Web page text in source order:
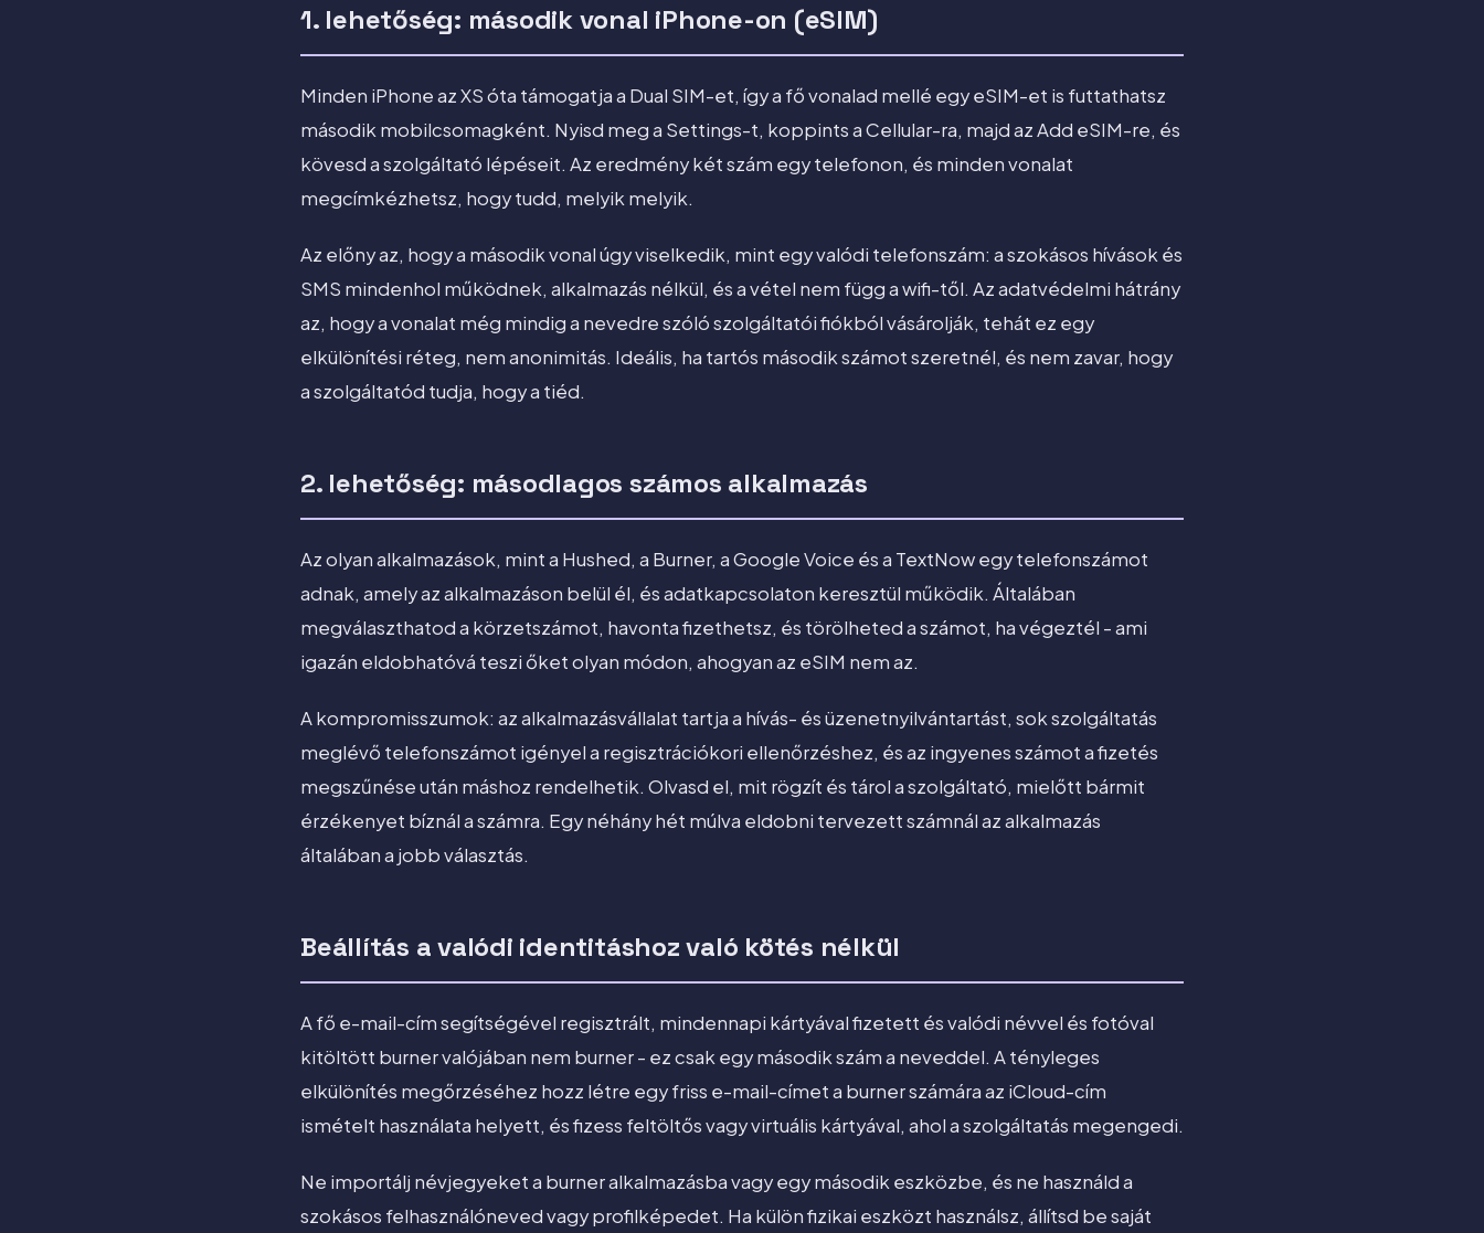
1. lehetőség: második vonal iPhone-on (eSIM)
Minden iPhone az XS óta támogatja a Dual SIM-et, így a fő vonalad mellé egy eSIM-et is futtathatsz
második mobilcsomagként. Nyisd meg a Settings-t, koppints a Cellular-ra, majd az Add eSIM-re, és
kövesd a szolgáltató lépéseit. Az eredmény két szám egy telefonon, és minden vonalat
megcímkézhetsz, hogy tudd, melyik melyik.
Az előny az, hogy a második vonal úgy viselkedik, mint egy valódi telefonszám: a szokásos hívások és
SMS mindenhol működnek, alkalmazás nélkül, és a vétel nem függ a wifi-től. Az adatvédelmi hátrány
az, hogy a vonalat még mindig a nevedre szóló szolgáltatói fiókból vásárolják, tehát ez egy
elkülönítési réteg, nem anonimitás. Ideális, ha tartós második számot szeretnél, és nem zavar, hogy
a szolgáltatód tudja, hogy a tiéd.
2. lehetőség: másodlagos számos alkalmazás
Az olyan alkalmazások, mint a Hushed, a Burner, a Google Voice és a TextNow egy telefonszámot
adnak, amely az alkalmazáson belül él, és adatkapcsolaton keresztül működik. Általában
megválaszthatod a körzetszámot, havonta fizethetsz, és törölheted a számot, ha végeztél - ami
igazán eldobhatóvá teszi őket olyan módon, ahogyan az eSIM nem az.
A kompromisszumok: az alkalmazásvállalat tartja a hívás- és üzenetnyilvántartást, sok szolgáltatás
meglévő telefonszámot igényel a regisztrációkori ellenőrzéshez, és az ingyenes számot a fizetés
megszűnése után máshoz rendelhetik. Olvasd el, mit rögzít és tárol a szolgáltató, mielőtt bármit
érzékenyet bíznál a számra. Egy néhány hét múlva eldobni tervezett számnál az alkalmazás
általában a jobb választás.
Beállítás a valódi identitáshoz való kötés nélkül
A fő e-mail-cím segítségével regisztrált, mindennapi kártyával fizetett és valódi névvel és fotóval
kitöltött burner valójában nem burner - ez csak egy második szám a neveddel. A tényleges
elkülönítés megőrzéséhez hozz létre egy friss e-mail-címet a burner számára az iCloud-cím
ismételt használata helyett, és fizess feltöltős vagy virtuális kártyával, ahol a szolgáltatás megengedi.
Ne importálj névjegyeket a burner alkalmazásba vagy egy második eszközbe, és ne használd a
szokásos felhasználóneved vagy profilképedet. Ha külön fizikai eszközt használsz, állítsd be saját